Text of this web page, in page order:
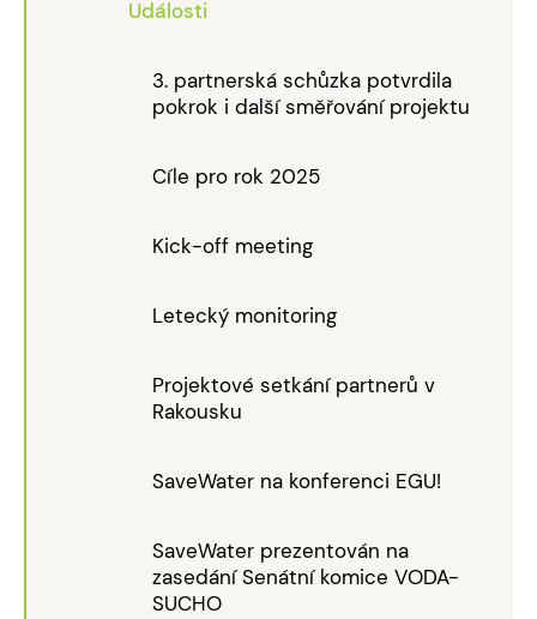
Události
3. partnerská schůzka potvrdila
pokrok i další směřování projektu
Cíle pro rok 2025
Kick-off meeting
Letecký monitoring
Projektové setkání partnerů v
Rakousku
SaveWater na konferenci EGU!
SaveWater prezentován na
zasedání Senátní komice VODA-
SUCHO